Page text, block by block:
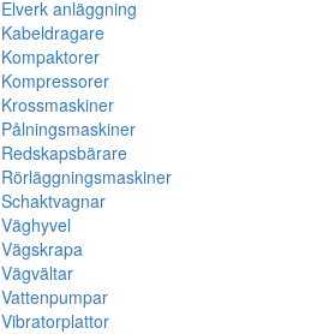
Elverk anläggning
Kabeldragare
Kompaktorer
Kompressorer
Krossmaskiner
Pålningsmaskiner
Redskapsbärare
Rörläggningsmaskiner
Schaktvagnar
Väghyvel
Vägskrapa
Vägvältar
Vattenpumpar
Vibratorplattor